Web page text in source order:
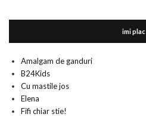
imi plac
Amalgam de ganduri
B24Kids
Cu mastile jos
Elena
Fifi chiar stie!